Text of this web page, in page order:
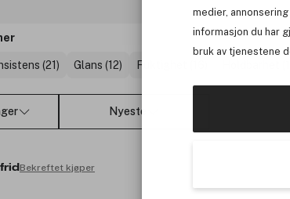
medier,
informasjon du har
bruk av tjenestene
(21) Glans (12) Fuktighet (16)
Nyeste
Bekreftet kjøper